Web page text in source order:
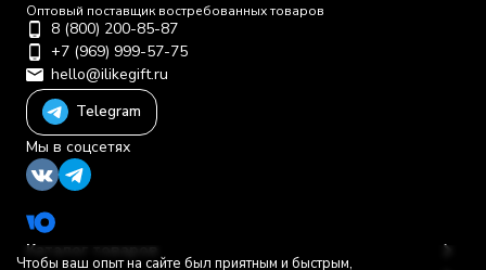
Оптовый поставщик востребованных товаров
8 (800) 200-85-87
+7 (969) 999-57-75
hello@ilikegift.ru
Telegram
Мы в соцсетях
Каталог товаров
Чтобы ваш опыт на сайте был приятным и быстрым,